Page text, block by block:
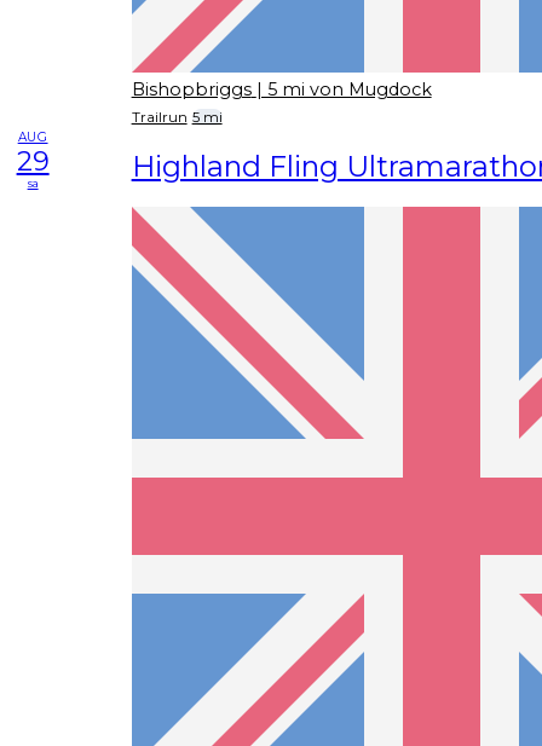
Bishopbriggs | 5 mi von Mugdock
Trailrun 5 mi
AUG
29
sa Highland Fling